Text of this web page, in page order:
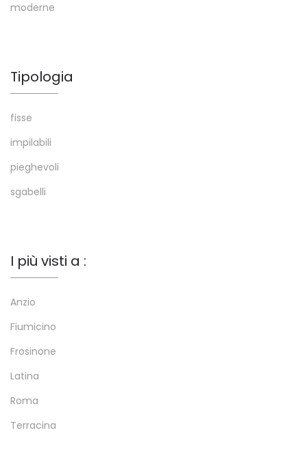
moderne
Tipologia
fisse
impilabili
pieghevoli
sgabelli
I più visti a :
Anzio
Fiumicino
Frosinone
Latina
Roma
Terracina